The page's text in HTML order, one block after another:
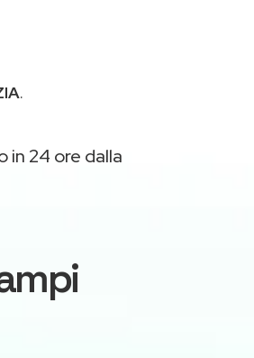
.
in 24 ore dalla